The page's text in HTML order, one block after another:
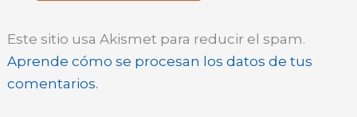
Este sitio usa Akismet para reducir el spam.
Aprende cómo se procesan los datos de tus
comentarios.